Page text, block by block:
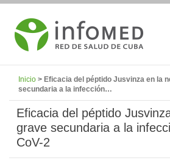
Inicio > Eficacia del péptido Jusvinza en la
secundaria a la infección…
Eficacia del péptido
grave secundaria a la
CoV-2